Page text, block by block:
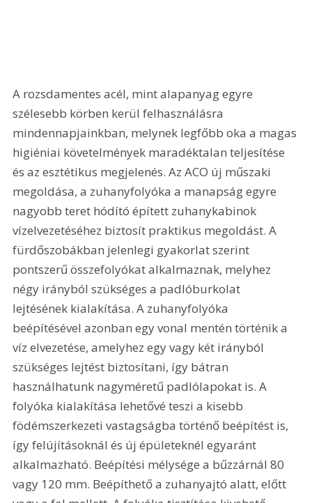
A rozsdamentes acél, mint alapanyag egyre
szélesebb körben kerül felhasználásra
mindennapjainkban, melynek legfőbb oka a magas
higiéniai követelmények maradéktalan teljesítése
és az esztétikus megjelenés. Az ACO új műszaki
megoldása, a zuhanyfolyóka a manapság egyre
nagyobb teret hódító épített zuhanykabinok
vízelvezetéséhez biztosít praktikus megoldást. A
fürdőszobákban jelenlegi gyakorlat szerint
pontszerű összefolyókat alkalmaznak, melyhez
négy irányból szükséges a padlóburkolat
lejtésének kialakítása. A zuhanyfolyóka
beépítésével azonban egy vonal mentén történik a
víz elvezetése, amelyhez egy vagy két irányból
szükséges lejtést biztosítani, így bátran
használhatunk nagyméretű padlólapokat is. A
folyóka kialakítása lehetővé teszi a kisebb
födémszerkezeti vastagságba történő beépítést is,
így felújításoknál és új épületeknél egyaránt
alkalmazható. Beépítési mélysége a bűzzárnál 80
vagy 120 mm. Beépíthető a zuhanyajtó alatt, előtt